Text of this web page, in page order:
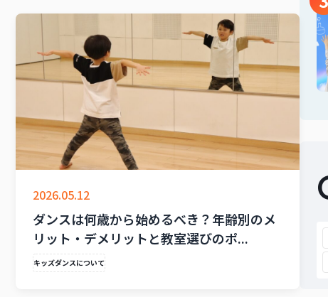
2026.05.12
ダンスは何歳から始めるべき？年齢別のメ
リット・デメリットと教室選びのポ...
キッズダンスについて